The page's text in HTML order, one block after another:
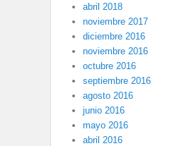
abril 2018
noviembre 2017
diciembre 2016
noviembre 2016
octubre 2016
septiembre 2016
agosto 2016
junio 2016
mayo 2016
abril 2016